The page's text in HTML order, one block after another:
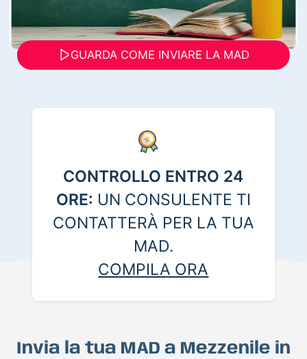
GUARDA COME INVIARE LA MAD
CONTROLLO ENTRO 24
ORE: UN CONSULENTE TI
CONTATTERÀ PER LA TUA
MAD.
COMPILA ORA
Invia la tua MAD a Mezzenile in